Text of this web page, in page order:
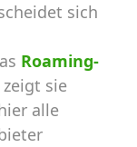
sich
Roaming-
sie
alle